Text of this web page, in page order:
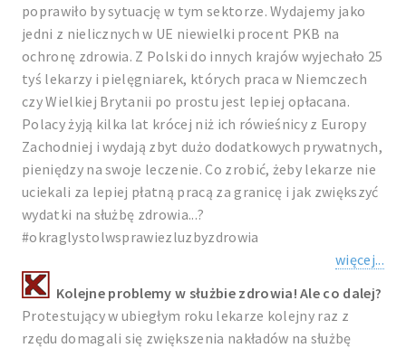
poprawiło by sytuację w tym sektorze. Wydajemy jako
jedni z nielicznych w UE niewielki procent PKB na
ochronę zdrowia. Z Polski do innych krajów wyjechało 25
tyś lekarzy i pielęgniarek, których praca w Niemczech
czy Wielkiej Brytanii po prostu jest lepiej opłacana.
Polacy żyją kilka lat krócej niż ich rówieśnicy z Europy
Zachodniej i wydają zbyt dużo dodatkowych prywatnych,
pieniędzy na swoje leczenie. Co zrobić, żeby lekarze nie
uciekali za lepiej płatną pracą za granicę i jak zwiększyć
wydatki na służbę zdrowia...?
#okraglystolwsprawiezluzbyzdrowia
więcej...
Kolejne problemy w służbie zdrowia! Ale co dalej?
Protestujący w ubiegłym roku lekarze kolejny raz z
rzędu domagali się zwiększenia nakładów na służbę